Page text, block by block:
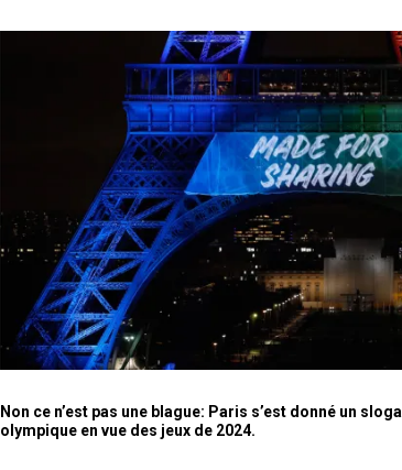
Non ce n’est pas une blague: Paris s’est donné un
olympique en vue des jeux de 2024.